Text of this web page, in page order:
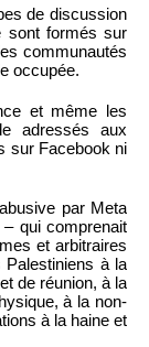
de discussion
sont formés sur
communautés
occupée.
et même les
adressés aux
sur Facebook ni
par Meta
qui comprenait
et arbitraires
à la
de réunion, à la
à la non-
à la haine et